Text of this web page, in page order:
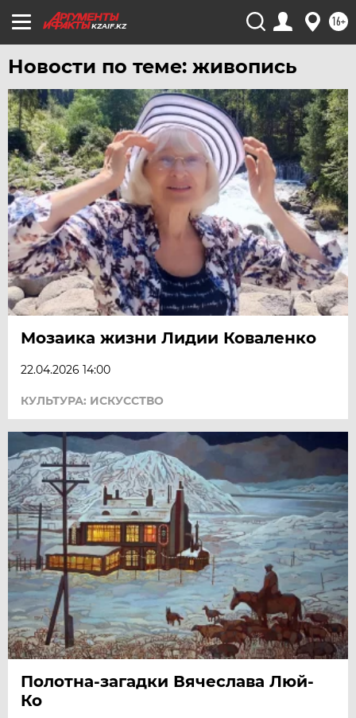
KZAIF.KZ 16+
Новости по теме: живопись
Мозаика жизни Лидии Коваленко
22.04.2026 14:00
КУЛЬТУРА: ИСКУССТВО
Полотна-загадки Вячеслава Люй-
Ко